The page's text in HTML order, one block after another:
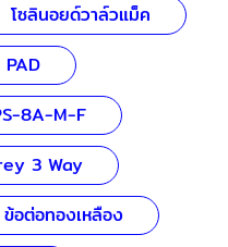
โซลินอยด์วาล์วแม็ค
PAD
8A-M-F
3 Way
ข้อต่อทองเหลือง